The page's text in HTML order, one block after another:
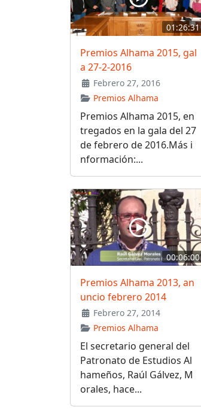
01:26:31
Premios Alhama 2015, gal
a 27-2-2016
Febrero 27, 2016
Premios Alhama
Premios Alhama 2015, en
tregados en la gala del 27
de febrero de 2016.Más i
nformación:...
00:06:00
Premios Alhama 2013, an
uncio febrero 2014
Febrero 27, 2014
Premios Alhama
El secretario general del
Patronato de Estudios Al
hameños, Raúl Gálvez, M
orales, hace...